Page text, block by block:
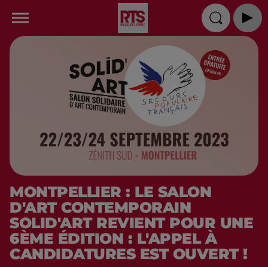
MONTPELLIER : LE SALON
D'ART CONTEMPORAIN
SOLID'ART REVIENT POUR UNE
6ÈME ÉDITION : L'APPEL À
CANDIDATURES EST OUVERT !